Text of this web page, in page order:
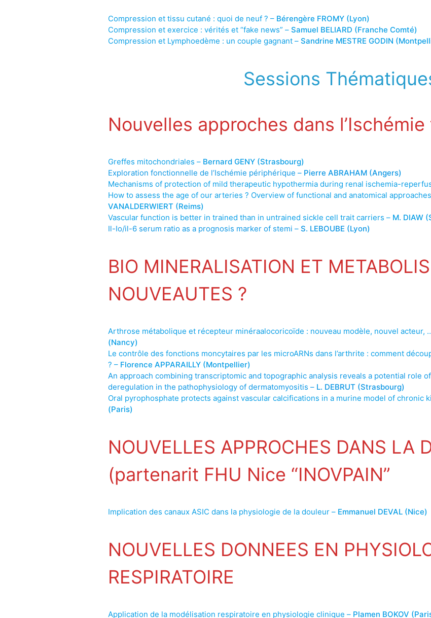
Compression et tissu cutané : quoi de neuf ? – Bérengère FROMY (Lyon)
Compression et exercice : vérités et “fake news” – Samuel BELIARD (Franche Comté)
Compression et Lymphoedème : un couple gagnant – Sandrine MESTRE GODIN
Sessions
Nouvelles approches dans
Greffes mitochondriales – Bernard GENY (Strasbourg)
Exploration fonctionnelle de l’Ischémie périphérique – Pierre ABRAHAM (Angers)
Mechanisms of protection of mild therapeutic hypothermia during renal ischemia-
How to assess the age of our arteries ? Overview of functional and anatomical
VANALDERWIERT (Reims)
Vascular function is better in trained than in untrained sickle cell trait carriers – M. DIAW
Il-Io/il-6 serum ratio as a prognosis marker of stemi – S. LEBOUBE (Lyon)
BIO MINERALISATION ET
NOUVEAUTES ?
Arthrose métabolique et récepteur minéraalocoricoïde : nouveau modèle, nouvel acteur,
(Nancy)
Le contrôle des fonctions moncytaires par les microARNs dans l’arthrite : comment
? – Florence APPARAILLY (Montpellier)
An approach combining transcriptomic and topographic analysis reveals a potential role
deregulation in the pathophysiology of dermatomyositis – L. DEBRUT (Strasbourg)
Oral pyrophosphate protects against vascular calcifications in a murine model of chronic
(Paris)
NOUVELLES APPROCHES DANS LA
(partenarit FHU Nice “INOVPAIN”
Implication des canaux ASIC dans la physiologie de la douleur – Emmanuel DEVAL (Nice)
NOUVELLES DONNEES EN
RESPIRATOIRE
Application de la modélisation respiratoire en physiologie clinique – Plamen BOKOV